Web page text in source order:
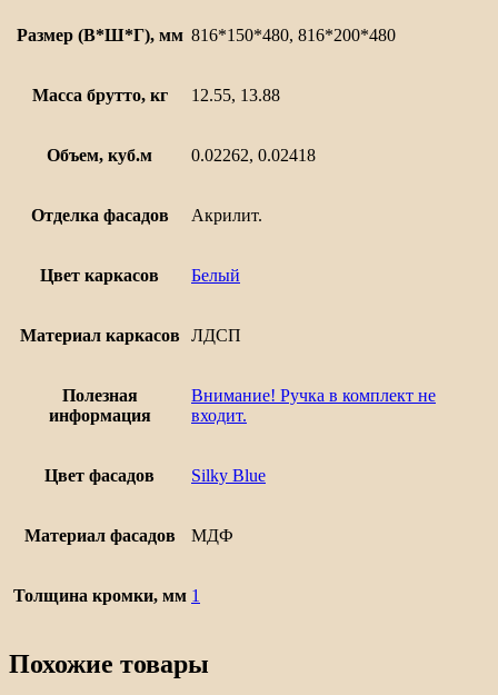
Размер (В*Ш*Г), мм 816*150*480, 816*200*480
Масса брутто, кг 12.55, 13.88
Объем, куб.м 0.02262, 0.02418
Отделка фасадов Акрилит.
Цвет каркасов Белый
Материал каркасов ЛДСП
Полезная
информация
Внимание! Ручка в комплект не
входит.
Цвет фасадов Silky Blue
Материал фасадов МДФ
Толщина кромки, мм 1
Похожие товары